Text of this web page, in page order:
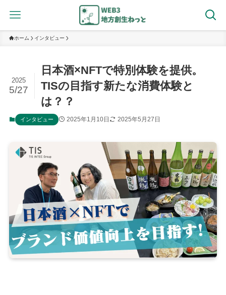
ホーム インタビュー
日本酒×NFTで特別体験を提供。
TISの目指す新たな消費体験と
は？？
2025
5/27
インタビュー 2025年1月10日 2025年5月27日